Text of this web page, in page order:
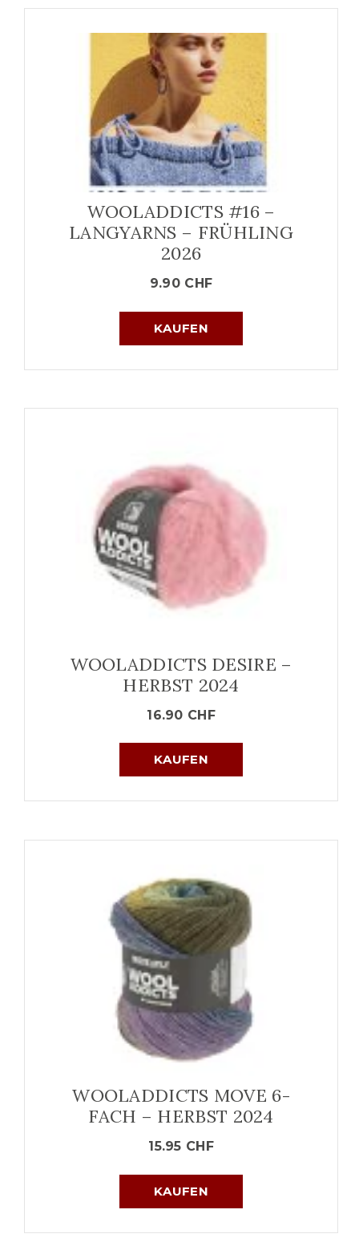
WOOLADDICTS #16 –
LANGYARNS – FRÜHLING
2026
9.90 CHF
KAUFEN
WOOLADDICTS DESIRE –
HERBST 2024
16.90 CHF
KAUFEN
WOOLADDICTS MOVE 6-
FACH – HERBST 2024
15.95 CHF
KAUFEN